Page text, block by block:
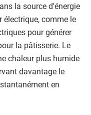
la source d'énergie
électrique, comme le
pour générer
la pâtisserie. Le
chaleur plus humide
davantage le
en